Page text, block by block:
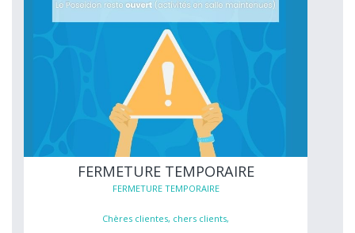
FERMETURE TEMPORAIRE
FERMETURE TEMPORAIRE
Chères clientes, chers clients,